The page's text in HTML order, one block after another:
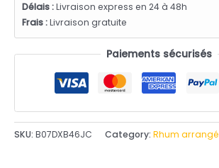
Délais :Livraison express en 24 à 48h
Frais :Livraison gratuite
Paiements sécurisés
SKU: B07DXB46JC Category: Rhum arrangé